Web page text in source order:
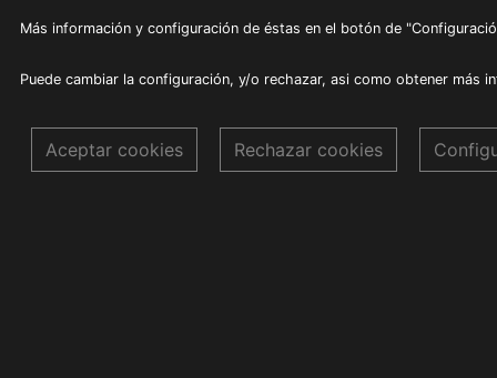
Más información y configuración de éstas en el botón de
Puede cambiar la configuración, y/o rechazar, asi como obtener más
Aceptar cookies Rechazar cookies